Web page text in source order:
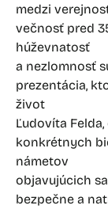
medzi
večnosť pred
húževnatosť
a nezlomnosť
prezentácia,
život
Ľudovíta
konkrétnych
námetov
objavujúcich
bezpečne a